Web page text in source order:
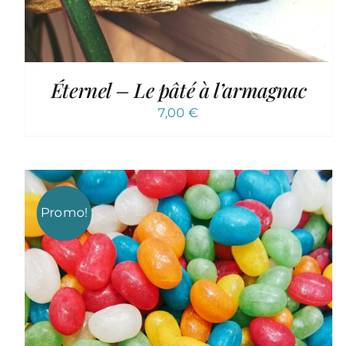
Éternel – Le pâté à l’armagnac
7,00€
Promo!